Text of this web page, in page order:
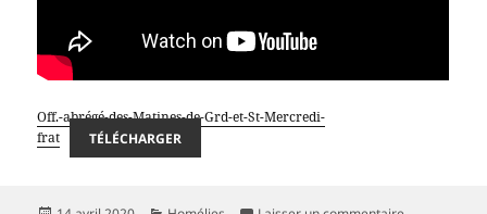
Off.-abrégé-des-Matines-de-Grd-et-St-Mercredi-
frat
TÉLÉCHARGER